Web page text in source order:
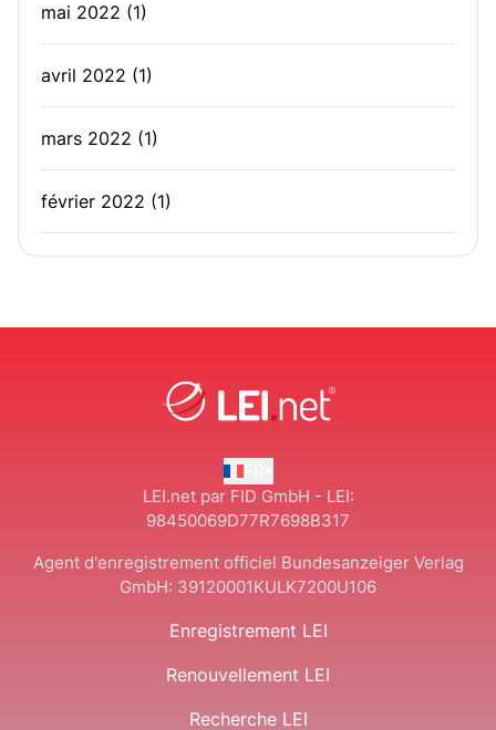
mai 2022 (1)
avril 2022 (1)
mars 2022 (1)
février 2022 (1)
FR
LEI.net par FID GmbH - LEI:
98450069D77R7698B317
Agent d'enregistrement officiel Bundesanzeiger Verlag
GmbH: 39120001KULK7200U106
Enregistrement LEI
Renouvellement LEI
Recherche LEI